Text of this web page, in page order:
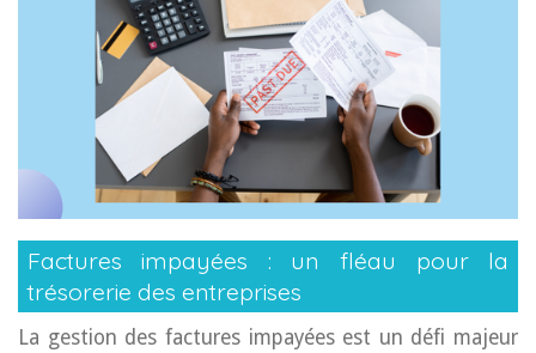
Factures impayées : un fléau pour la
trésorerie des entreprises
La gestion des factures impayées est un défi majeur